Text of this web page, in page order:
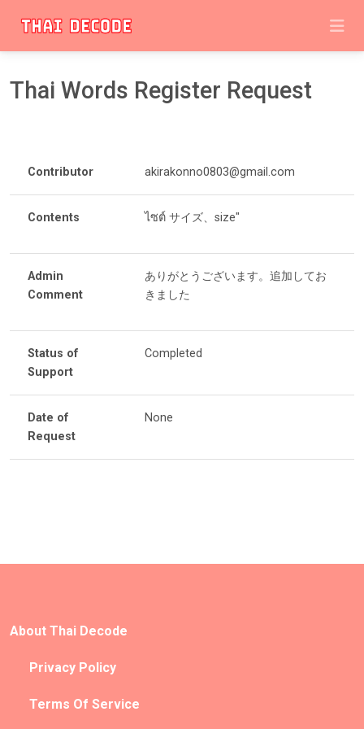
Thai Words Register Request
Contributor akirakonno0803@gmail.com
Contents ไซต์ サイズ、size"
Admin
Comment
ありがとうございます。追加してお
きました
Status of
Support
Completed
Date of
Request
None
About Thai Decode
Privacy Policy
Terms Of Service